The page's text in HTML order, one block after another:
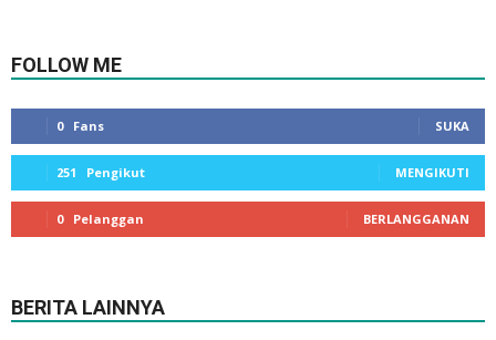
FOLLOW ME
0 Fans SUKA
251 Pengikut MENGIKUTI
0 Pelanggan BERLANGGANAN
BERITA LAINNYA